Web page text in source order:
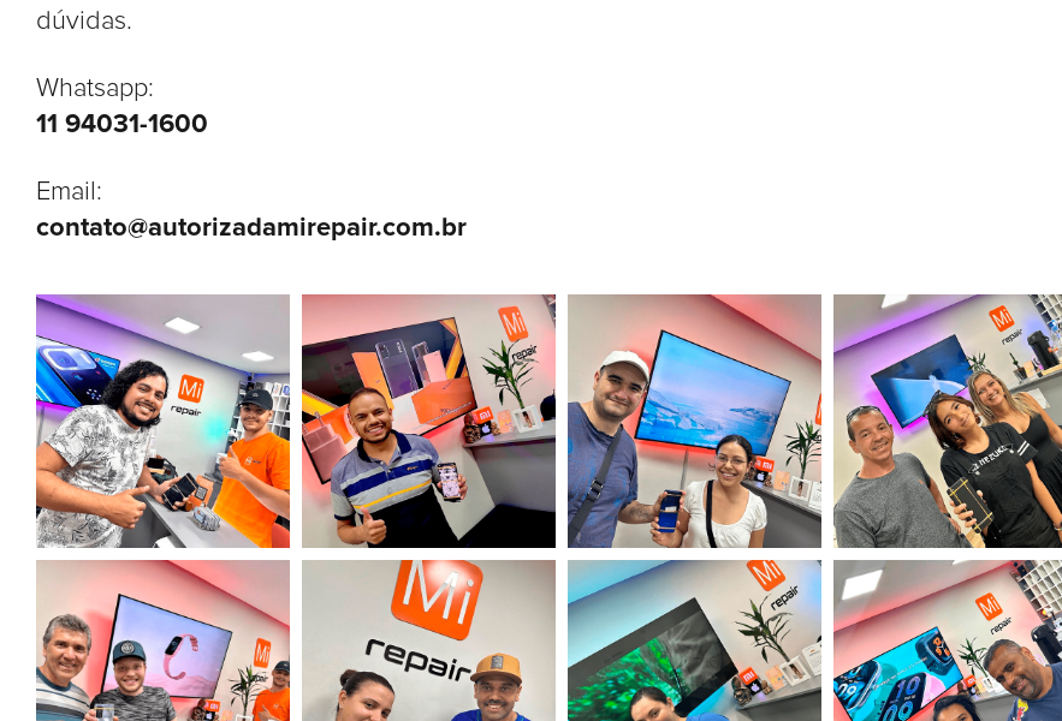
dúvidas.
Whatsapp:
11 94031-1600
Email:
contato@autorizadamirepair.com.br